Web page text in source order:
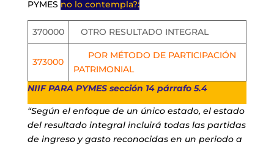
PYMES no lo contempla?:
370000 OTRO RESULTADO INTEGRAL
373000
POR MÉTODO DE PARTICIPACIÓN
PATRIMONIAL
NIIF PARA PYMES sección 14 párrafo 5.4
“Según el enfoque de un único estado, el estado
del resultado integral incluirá todas las partidas
de ingreso y gasto reconocidas en un periodo a